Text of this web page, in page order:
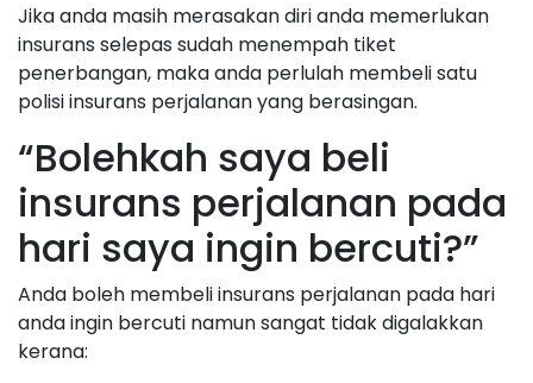
Jika anda masih merasakan diri anda memerlukan
insurans selepas sudah menempah tiket
penerbangan, maka anda perlulah membeli satu
polisi insurans perjalanan yang berasingan.
“Bolehkah saya beli
insurans perjalanan pada
hari saya ingin bercuti?”
Anda boleh membeli insurans perjalanan pada hari
anda ingin bercuti namun sangat tidak digalakkan
kerana: